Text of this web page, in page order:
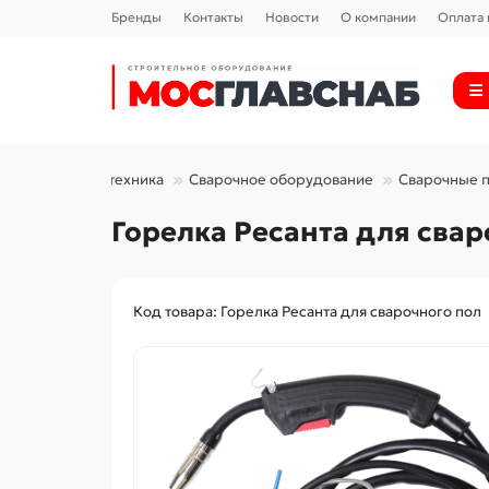
Бренды Контакты Новости О компании Оплата
Силовая техника Сварочное оборудование Сварочные
Горелка Ресанта для
Код товара: Горелка Ресанта для сварочного пол